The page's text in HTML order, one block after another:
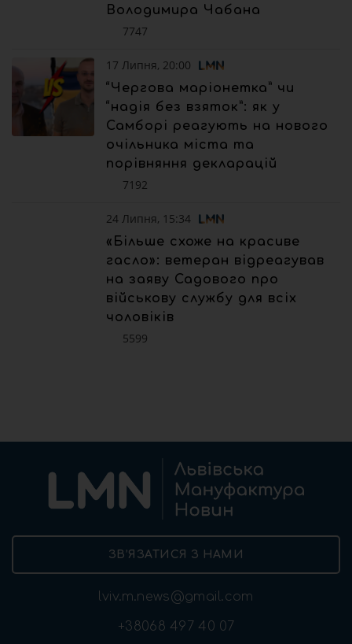
Володимира Чабана
7747
17 Липня, 20:00
“Чергова маріонетка” чи
“надія без взяток”: як у
Самборі реагують на нового
очільника міста та
порівняння декларацій
7192
24 Липня, 15:34
«Більше схоже на красиве
гасло»: ветеран відреагував
на заяву Садового про
військову службу для всіх
чоловіків
5599
ЗВ’ЯЗАТИСЯ З НАМИ
lviv.m.news@gmail.com
+38068 497 40 07